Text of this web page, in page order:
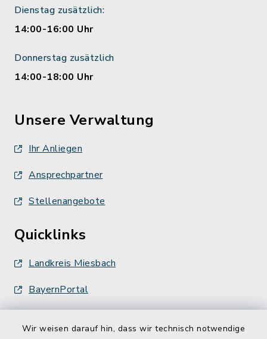
Wir weisen darauf hin, dass wir technisch notwendige
Dienstag zusätzlich:
14:00-16:00 Uhr
Donnerstag zusätzlich
14:00-18:00 Uhr
Unsere Verwaltung
Ihr Anliegen
Ansprechpartner
Stellenangebote
Quicklinks
Landkreis Miesbach
BayernPortal